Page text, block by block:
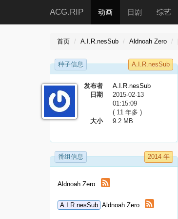
ACG.RIP 动画 日剧 综艺
首页 A.I.R.nesSub Aldnoah Zero
种子信息 A.I.R.nesSub
发布者
A.I.R.nesSub
日期
2015-02-13
01:15:09
( 11 年多 )
大小
9.2 MB
番组信息 2014 年
Aldnoah Zero
A.I.R.nesSub Aldnoah Zero